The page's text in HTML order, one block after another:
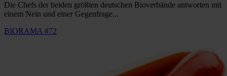
Die Chefs der beiden größten deutschen Bioverbände antworten mit
einem Nein und einer Gegenfrage...
BIORAMA #72